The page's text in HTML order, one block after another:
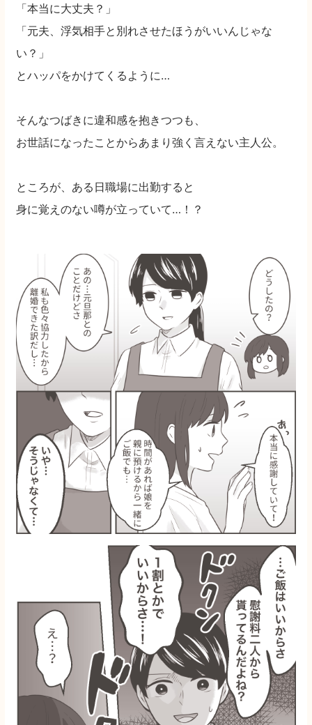
「本当に大丈夫？」
「元夫、浮気相手と別れさせたほうがいいんじゃな
い？」
とハッパをかけてくるように…
そんなつばきに違和感を抱きつつも、
お世話になったことからあまり強く言えない主人公。
ところが、ある日職場に出勤すると
身に覚えのない噂が立っていて…！？